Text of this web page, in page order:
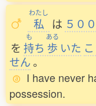
わたし
私 は ５００
を
も
持ち
ある
歩 いた
せん。
I have never
possession.